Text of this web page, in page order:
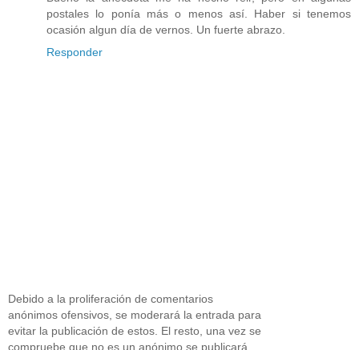
postales lo ponía más o menos así. Haber si tenemos
ocasión algun día de vernos. Un fuerte abrazo.
Responder
Debido a la proliferación de comentarios
anónimos ofensivos, se moderará la entrada para
evitar la publicación de estos. El resto, una vez se
compruebe que no es un anónimo se publicará